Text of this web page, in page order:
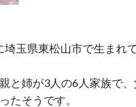
玉県東松山市で生まれて
と姉が3人の6人家族で
たそうです。